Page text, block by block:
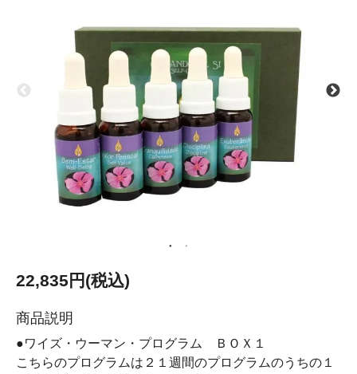
22,835円(税込)
商品説明
●ワイズ・ウーマン・プログラム ＢＯＸ１
こちらのプログラムは２１週間のプログラムのうちの１